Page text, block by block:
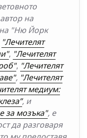
на
на "Ню Йорк
"Лечителят
, "Лечителят
, "Лечителят
, "Лечителят
медиум:
, и
за мозъка", е
да разговаря